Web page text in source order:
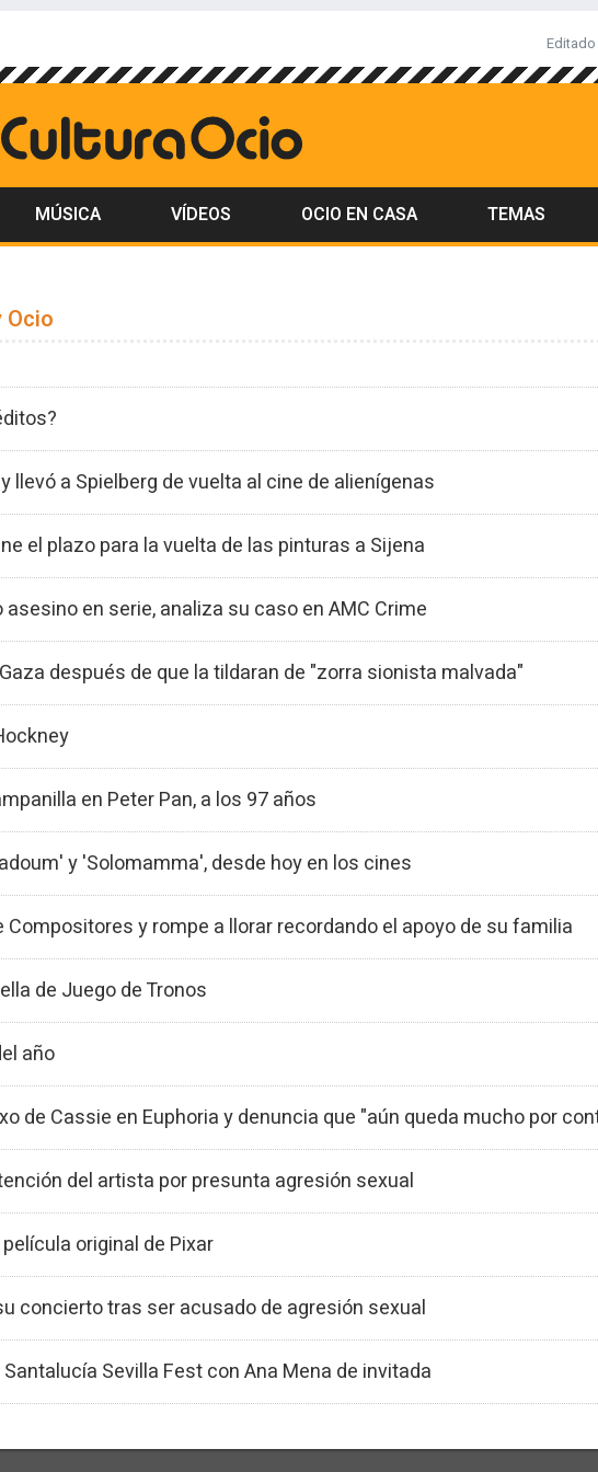
MÚSICA VÍDEOS OCIO EN CASA TEMAS
Ocio
llevó a Spielberg de vuelta al cine de alienígenas
el plazo para la vuelta de las pinturas a Sijena
en serie, analiza su caso en AMC Crime
después de que la tildaran de "zorra sionista malvada"
en Peter Pan, a los 97 años
y 'Solomamma', desde hoy en los cines
y rompe a llorar recordando el apoyo de su familia
de Juego de Tronos
año
de Cassie en Euphoria y denuncia que "aún queda mucho por
del artista por presunta agresión sexual
original de Pixar
concierto tras ser acusado de agresión sexual
Sevilla Fest con Ana Mena de invitada